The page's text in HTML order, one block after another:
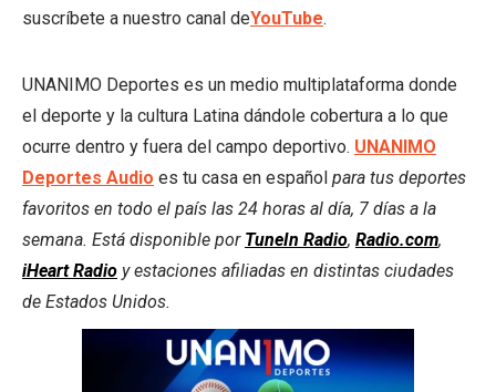
suscríbete a nuestro canal deYouTube.
UNANIMO Deportes es un medio multiplataforma donde
el deporte y la cultura Latina dándole cobertura a lo que
ocurre dentro y fuera del campo deportivo. UNANIMO
Deportes Audio es tu casa en español para tus deportes
favoritos en todo el país las 24 horas al día, 7 días a la
semana. Está disponible por TuneIn Radio, Radio.com,
iHeart Radio y estaciones afiliadas en distintas ciudades
de Estados Unidos.